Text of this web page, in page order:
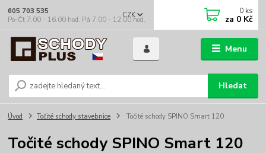
Menu
CZK
Hledat
605 703 535
Po-Čt 7.00 - 16.00 hod. Pá 7.00 - 12.00 hod.
0 ks
za 0 Kč
Úvod Točité schody stavebnice Točité schody SPINO Smart 120
Točité schody SPINO Smart 120